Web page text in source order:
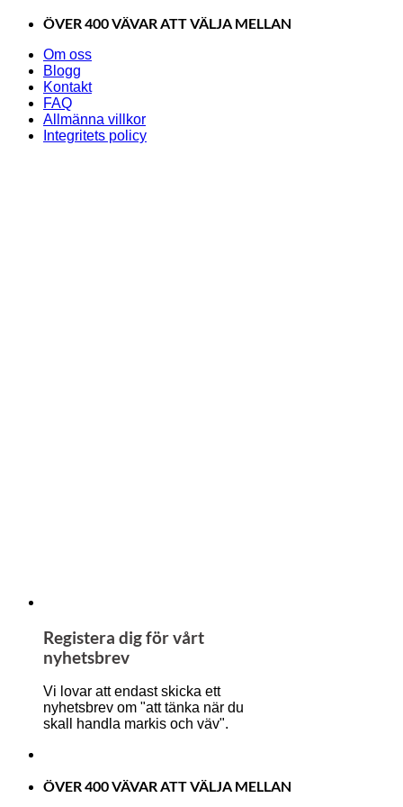
Skip
content
ÖVER 400 VÄVAR ATT VÄLJA MELLAN
Om oss
Blogg
Kontakt
FAQ
Allmänna villkor
Integritets policy
Registera dig för vårt
nyhetsbrev
Vi lovar att endast skicka ett
nyhetsbrev om "att tänka när du
skall handla markis och väv".
ÖVER 400 VÄVAR ATT VÄLJA MELLAN